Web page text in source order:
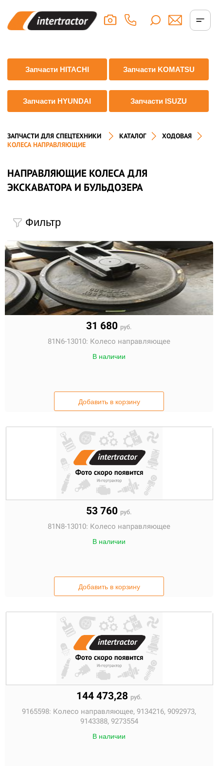
Запчасти HITACHI Запчасти KOMATSU
Запчасти HYUNDAI Запчасти ISUZU
ЗАПЧАСТИ ДЛЯ СПЕЦТЕХНИКИ КАТАЛОГ
ХОДОВАЯ
КОЛЕСА НАПРАВЛЯЮЩИЕ
НАПРАВЛЯЮЩИЕ КОЛЕСА ДЛЯ
ЭКСКАВАТОРА И БУЛЬДОЗЕРА
Фильтр
31 680 руб.
81N6-13010: Колесо направляющее
В наличии
Добавить в корзину
53 760 руб.
81N8-13010: Колесо направляющее
В наличии
Добавить в корзину
144 473,28 руб.
9165598: Колесо направляющее, 9134216, 9092973,
9143388, 9273554
В наличии